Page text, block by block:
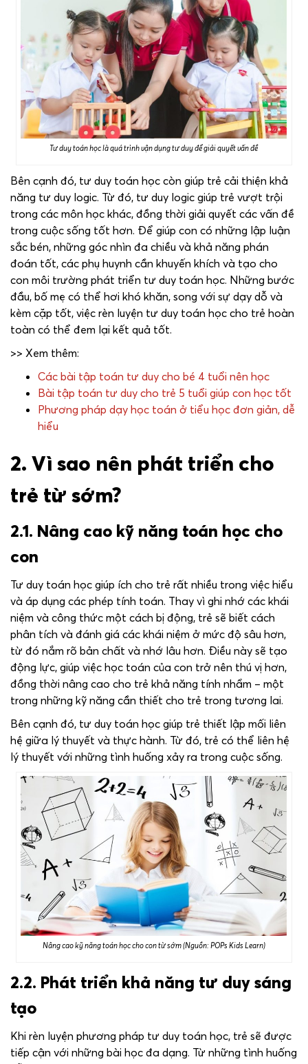
Tư duy toán học là quá trình vận dụng tư duy để giải quyết vấn đề
Bên cạnh đó, tư duy toán học còn giúp trẻ cải thiện khả
năng tư duy logic. Từ đó, tư duy logic giúp trẻ vượt trội
trong các môn học khác, đồng thời giải quyết các vấn đề
trong cuộc sống tốt hơn. Để giúp con có những lập luận
sắc bén, những góc nhìn đa chiều và khả năng phán
đoán tốt, các phụ huynh cần khuyến khích và tạo cho
con môi trường phát triển tư duy toán học. Những bước
đầu, bố mẹ có thể hơi khó khăn, song với sự dạy dỗ và
kèm cặp tốt, việc rèn luyện tư duy toán học cho trẻ hoàn
toàn có thể đem lại kết quả tốt.
>> Xem thêm:
Các bài tập toán tư duy cho bé 4 tuổi nên học
Bài tập toán tư duy cho trẻ 5 tuổi giúp con học tốt
Phương pháp dạy học toán ở tiểu học đơn giản, dễ
hiểu
2. Vì sao nên phát triển cho
trẻ từ sớm?
2.1. Nâng cao kỹ năng toán học cho
con
Tư duy toán học giúp ích cho trẻ rất nhiều trong việc hiểu
và áp dụng các phép tính toán. Thay vì ghi nhớ các khái
niệm và công thức một cách bị động, trẻ sẽ biết cách
phân tích và đánh giá các khái niệm ở mức độ sâu hơn,
từ đó nắm rõ bản chất và nhớ lâu hơn. Điều này sẽ tạo
động lực, giúp việc học toán của con trở nên thú vị hơn,
đồng thời nâng cao cho trẻ khả năng tính nhẩm – một
trong những kỹ năng cần thiết cho trẻ trong tương lai.
Bên cạnh đó, tư duy toán học giúp trẻ thiết lập mối liên
hệ giữa lý thuyết và thực hành. Từ đó, trẻ có thể liên hệ
lý thuyết với những tình huống xảy ra trong cuộc sống.
Nâng cao kỹ năng toán học cho con từ sớm (Nguồn: POPs Kids Learn)
2.2. Phát triển khả năng tư duy sáng
tạo
Khi rèn luyện phương pháp tư duy toán học, trẻ sẽ được
tiếp cận với những bài học đa dạng. Từ những tình huống